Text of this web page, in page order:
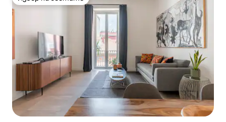
Избор на гостите